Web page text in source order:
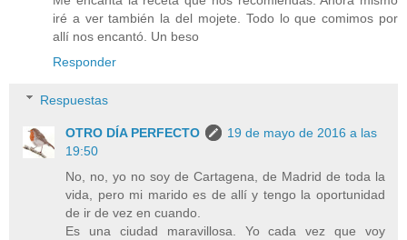
iré a ver también la del mojete. Todo lo que comimos por
allí nos encantó. Un beso
Responder
Respuestas
OTRO DÍA PERFECTO
19 de mayo de 2016 a las
19:50
No, no, yo no soy de Cartagena, de Madrid de toda la
vida, pero mi marido es de allí y tengo la oportunidad
de ir de vez en cuando.
Es una ciudad maravillosa. Yo cada vez que voy